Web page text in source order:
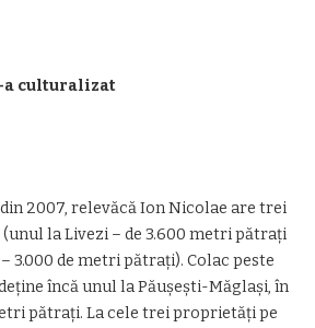
a culturalizat
2007, relevăcă Ion Nicolae are trei
la Livezi – de 3.600 metri pătrați
3.000 de metri pătrați). Colac peste
încă unul la Păușești-Măglași, în
pătrați. La cele trei proprietăți pe